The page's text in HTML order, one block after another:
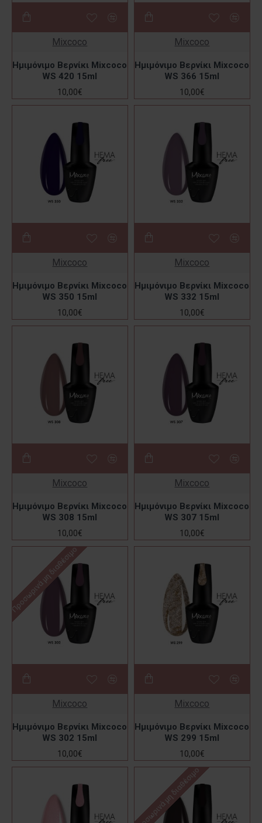
Mixcoco
Ημιμόνιμο Βερνίκι Mixcoco
WS 420 15ml
10,00€
Mixcoco
Ημιμόνιμο Βερνίκι Mixcoco
WS 366 15ml
10,00€
Mixcoco
Ημιμόνιμο Βερνίκι Mixcoco
WS 350 15ml
10,00€
Mixcoco
Ημιμόνιμο Βερνίκι Mixcoco
WS 332 15ml
10,00€
Mixcoco
Ημιμόνιμο Βερνίκι Mixcoco
WS 308 15ml
10,00€
Mixcoco
Ημιμόνιμο Βερνίκι Mixcoco
WS 307 15ml
10,00€
Προσωρινά μη διαθέσιμο
Mixcoco
Ημιμόνιμο Βερνίκι Mixcoco
WS 302 15ml
10,00€
Mixcoco
Ημιμόνιμο Βερνίκι Mixcoco
WS 299 15ml
10,00€
Προσωρινά μη διαθέσιμο